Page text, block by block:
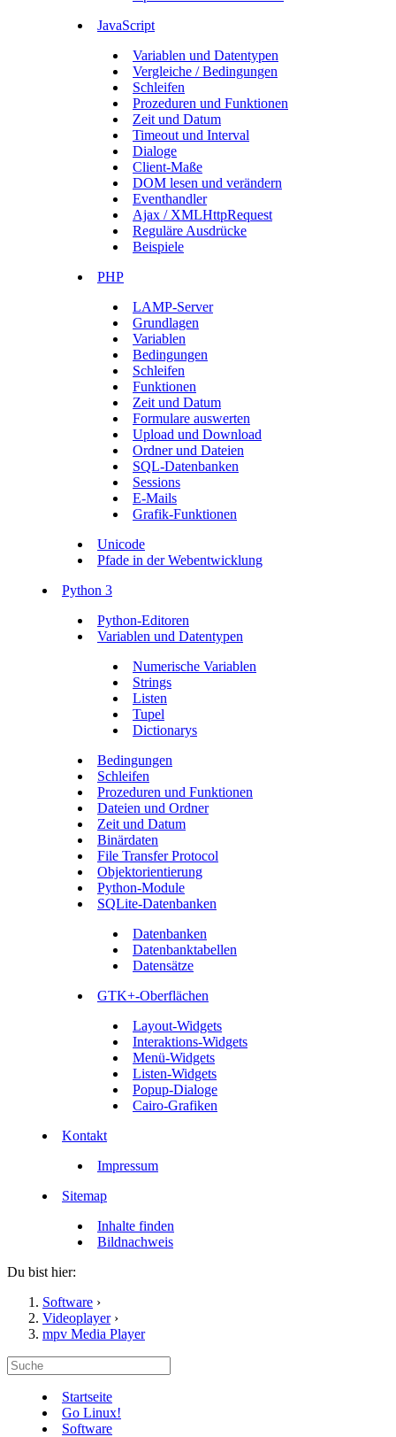
JavaScript
Variablen und Datentypen
Vergleiche / Bedingungen
Schleifen
Prozeduren und Funktionen
Zeit und Datum
Timeout und Interval
Dialoge
Client-Maße
DOM lesen und verändern
Eventhandler
Ajax / XMLHttpRequest
Reguläre Ausdrücke
Beispiele
PHP
LAMP-Server
Grundlagen
Variablen
Bedingungen
Schleifen
Funktionen
Zeit und Datum
Formulare auswerten
Upload und Download
Ordner und Dateien
SQL-Datenbanken
Sessions
E-Mails
Grafik-Funktionen
Unicode
Pfade in der Webentwicklung
Python 3
Python-Editoren
Variablen und Datentypen
Numerische Variablen
Strings
Listen
Tupel
Dictionarys
Bedingungen
Schleifen
Prozeduren und Funktionen
Dateien und Ordner
Zeit und Datum
Binärdaten
File Transfer Protocol
Objektorientierung
Python-Module
SQLite-Datenbanken
Datenbanken
Datenbanktabellen
Datensätze
GTK+-Oberflächen
Layout-Widgets
Interaktions-Widgets
Menü-Widgets
Listen-Widgets
Popup-Dialoge
Cairo-Grafiken
Kontakt
Impressum
Sitemap
Inhalte finden
Bildnachweis
Du bist hier:
Software ›
Videoplayer ›
mpv Media Player
Startseite
Go Linux!
Software